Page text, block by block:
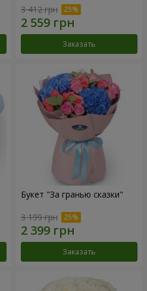
3 412 грн
Заказать
Букет "За гранью сказки"
3 199 грн
Заказать